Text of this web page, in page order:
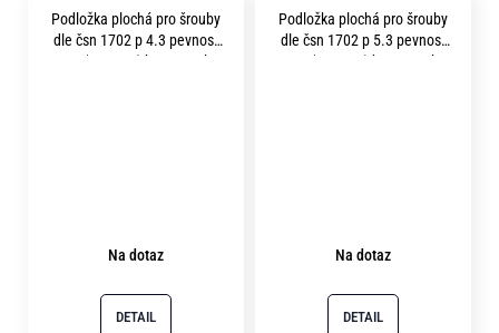
Podložka plochá pro šrouby
dle čsn 1702 p 4.3 pevnost
10.9 ( 300HV ) bez povrchu
Na dotaz
DETAIL
Podložka plochá pro šrouby
dle čsn 1702 p 5.3 pevnost
10.9 ( 300HV ) bez povrchu
Na dotaz
DETAIL